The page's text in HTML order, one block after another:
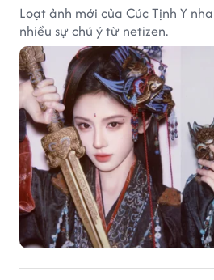
Loạt ảnh mới của Cúc Tịnh Y
nhiều sự chú ý từ netizen.